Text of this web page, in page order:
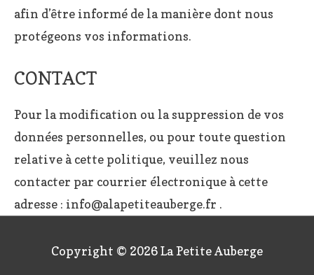
afin d’être informé de la manière dont nous
protégeons vos informations.
CONTACT
Pour la modification ou la suppression de vos
données personnelles, ou pour toute question
relative à cette politique, veuillez nous
contacter par courrier électronique à cette
adresse : info@alapetiteauberge.fr .
Copyright © 2026La Petite Auberge